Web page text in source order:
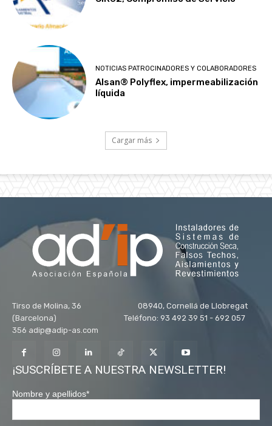
NOTICIAS PATROCINADORES Y COLABORADORES
Alsan® Polyflex, impermeabilización
líquida
Cargar más
Tirso de Molina, 36 08940, Cornellá de Llobregat
(Barcelona) Teléfono: 93 492 39 51 - 692 057
356 adip@adip-as.com
¡SUSCRÍBETE A NUESTRA NEWSLETTER!
Nombre y apellidos*